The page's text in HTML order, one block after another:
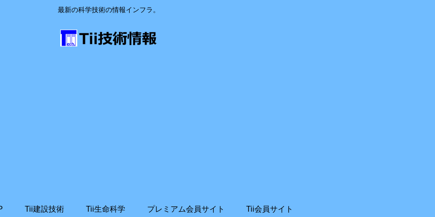
最新の科学技術の情報インフラ。
Tii建設技術 Tii生命科学 プレミアム会員サイト Tii会員サイト